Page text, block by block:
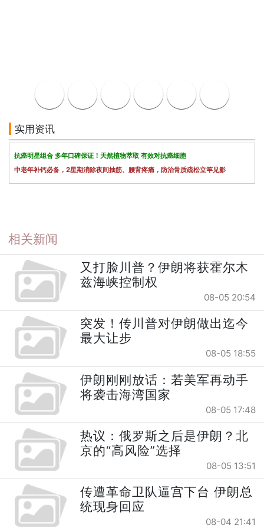
实用资讯
抗癌明星组合 多年口碑保证！天然植物萃取 有效对抗癌细胞
中老年补钙必备，2星期消除夜间抽筋、腰背疼痛，防治骨质疏松立竿见影
相关新闻
又打脸川普？伊朗将获霍尔木
兹海峡控制权
08-05 20:54
突发！传川普对伊朗做出迄今
最大让步
08-05 18:55
伊朗刚刚放话：若美军再动手
将袭击海湾国家
08-05 17:48
热议：俄罗斯之后是伊朗？北
京的“高风险”选择
08-05 13:51
传遭革命卫队逼宫下台 伊朗总
统现身回应
08-04 21:41